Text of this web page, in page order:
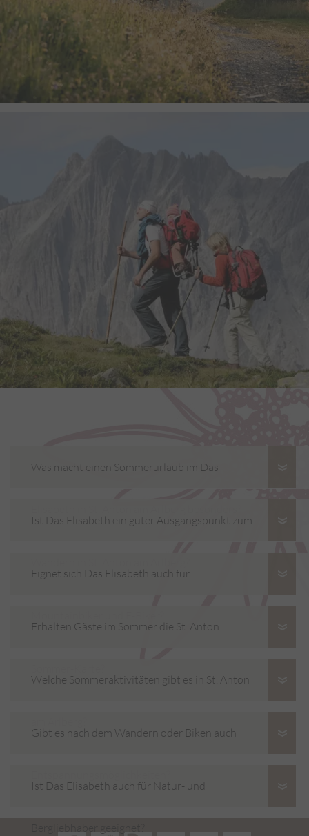
Was macht einen Sommerurlaub im Das
Ist Das Elisabeth ein guter Ausgangspunkt zum
Eignet sich Das Elisabeth auch für
Erhalten Gäste im Sommer die St. Anton
Welche Sommeraktivitäten gibt es in St. Anton
Gibt es nach dem Wandern oder Biken auch
Ist Das Elisabeth auch für Natur- und